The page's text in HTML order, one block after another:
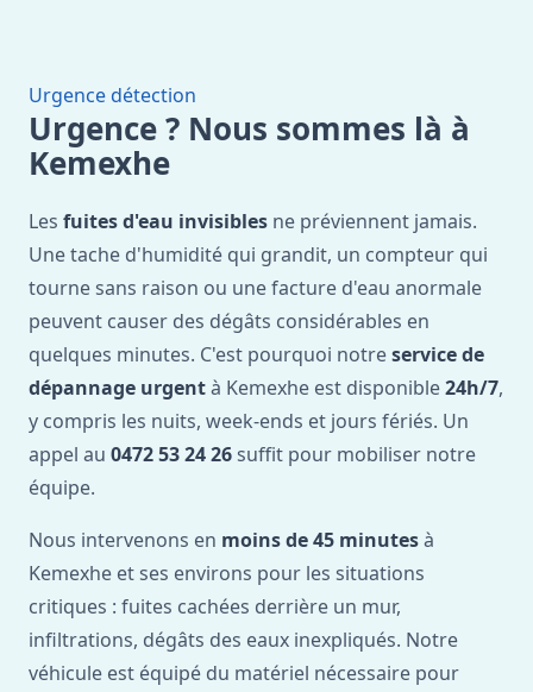
Urgence détection
Urgence ? Nous sommes là à
Kemexhe
Les fuites d'eau invisibles ne préviennent jamais.
Une tache d'humidité qui grandit, un compteur qui
tourne sans raison ou une facture d'eau anormale
peuvent causer des dégâts considérables en
quelques minutes. C'est pourquoi notreservice de
dépannage urgentà Kemexhe est disponible24h/7,
y compris les nuits, week-ends et jours fériés. Un
appel au 0472 53 24 26 suffit pour mobiliser notre
équipe.
Nous intervenons en moins de 45 minutesà
Kemexhe et ses environs pour les situations
critiques : fuites cachées derrière un mur,
infiltrations, dégâts des eaux inexpliqués. Notre
véhicule est équipé du matériel nécessaire pour